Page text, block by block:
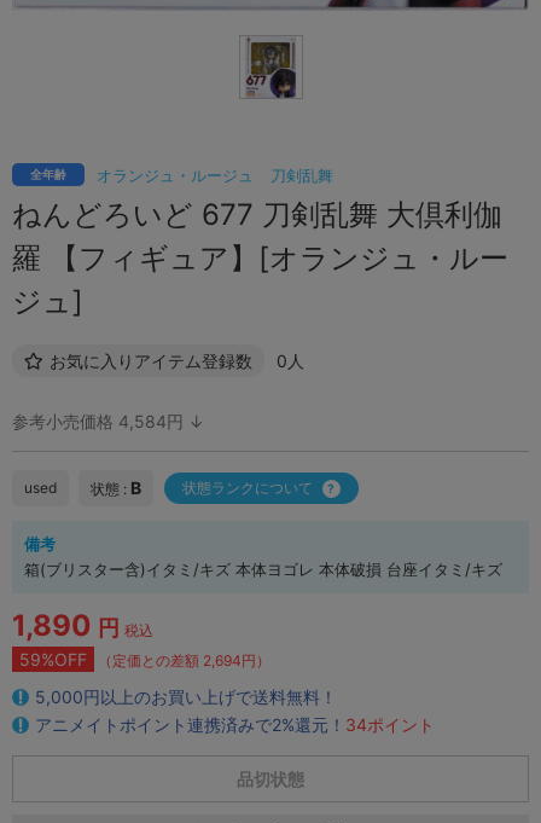
オランジュ・ルージュ 刀剣乱舞
全年齢
ねんどろいど 677 刀剣乱舞 大倶利伽
羅 【フィギュア】[オランジュ・ルー
ジュ]
お気に入りアイテム登録数 0人
参考小売価格 4,584円 ↓
used 状態 : B 状態ランクについて
備考
箱(ブリスター含)イタミ/キズ 本体ヨゴレ 本体破損 台座イタミ/キズ
1,890 円 税込
59%OFF （定価との差額 2,694円）
5,000円以上のお買い上げで送料無料！
アニメイトポイント連携済みで2%還元！ 34ポイント
品切状態